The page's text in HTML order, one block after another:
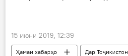
15 июни 2019, 12:39
Ҳамаи хабарҳо Дар Тоҷикистон